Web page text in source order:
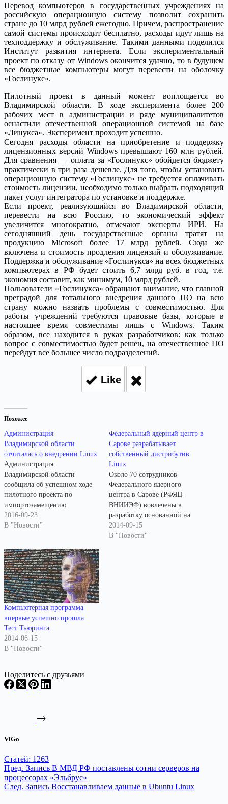
Перевод компьютеров в государственных учреждениях на
российскую операционную систему позволит сохранить
стране до 10 млрд рублей ежегодно. Причем, распространение
самой системы происходит бесплатно, расходы идут лишь на
техподдержку и обслуживание. Такими данными поделился
Институт развития интернета. Если экспериментальный
проект по отказу от Windows окончится удачно, то в будущем
все бюджетные компьютеры могут перевести на оболочку
«Гослинукс».
Пилотный проект в данный момент воплощается во
Владимирской области. В ходе эксперимента более 200
рабочих мест в администрации и ряде муниципалитетов
оснастили отечественной операционной системой на базе
«Линукса». Эксперимент проходит успешно.
Сегодня расходы области на приобретение и поддержку
лицензионных версий Windows превышают 160 млн рублей.
Для сравнения — оплата за «Гослинукс» обойдется бюджету
практически в три раза дешевле. Для того, чтобы установить
операционную систему «Гослинукс» не требуется оплачивать
стоимость лицензии, необходимо только выбрать подходящий
пакет услуг интегратора по установке и поддержке.
Если проект, реализующийся во Владимирской области,
перевести на всю Россию, то экономический эффект
увеличится многократно, отмечают эксперты ИРИ. На
сегодняшний день государственные органы тратят на
продукцию Microsoft более 17 млрд рублей. Сюда же
включена и стоимость продления лицензий и обслуживание.
Поддержка и обслуживание «Гослинукса» на всех бюджетных
компьютерах в РФ будет стоить 6,7 млрд руб. в год, т.е.
экономия составит, как минимум, 10 млрд рублей.
Пользователи «Гослинукса» обращают внимание, что главной
преградой для тотального внедрения данного ПО на всю
страну можно назвать проблемы с совместимостью. Для
работы учреждений требуются правовые базы, которые в
настоящее время совместимы лишь с Windows. Таким
образом, все находится в руках разработчиков: как только
вопрос с совместимостью будет решен, на отечественное ПО
перейдут все большее число подразделений.
Like
Похожее
Администрация
Владимирской области
отчиталась о внедрении Linux
Администрация
Владимирской области
сообщила об успешном ходе
пилотного проекта по
импортозамещению
программного обеспечения, в
результате которого в органах
оборудовано отечественным
дистрибутивом GosLinux (Гослинукс).
Утверждается, что в
настоящее время пилотный
проект, который стартовал
летом и продлится до апреля
2017 года, реализован более
чем на 70 процентов. После
завершения…
2016-09-23
В "Новости"
Федеральный ядерный центр в
Сарове разрабатывает
собственный дистрибутив
Linux
Около 70 сотрудников
Федерального ядерного
центра в Сарове (РФЯЦ-
ВНИИЭФ) вовлечены в
разработку основанной на
ядре Linux операционной
системы Синергия, которая
2014-09-15
В "Новости"
Компьютерная программа
впервые успешно прошла
Тест Тьюринга
2014-06-15
В "Новости"
Поделитесь с друзьями
ViGo
Статей: 1263
Пред. Запись В МВД РФ поставлены сотни серверов на
процессорах «Эльбрус»
След. Запись Восстанавливаем данные в Ubuntu Linux